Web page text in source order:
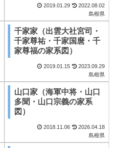
2019.01.29
2022.08.02
島根県
千家家（出雲大社宮司・
千家尊祐・千家国麿・千
家尊福の家系図）
2019.01.15
2023.09.29
島根県
山口家（海軍中将・山口
多聞・山口宗義の家系
図）
2018.11.06
2026.04.18
島根県